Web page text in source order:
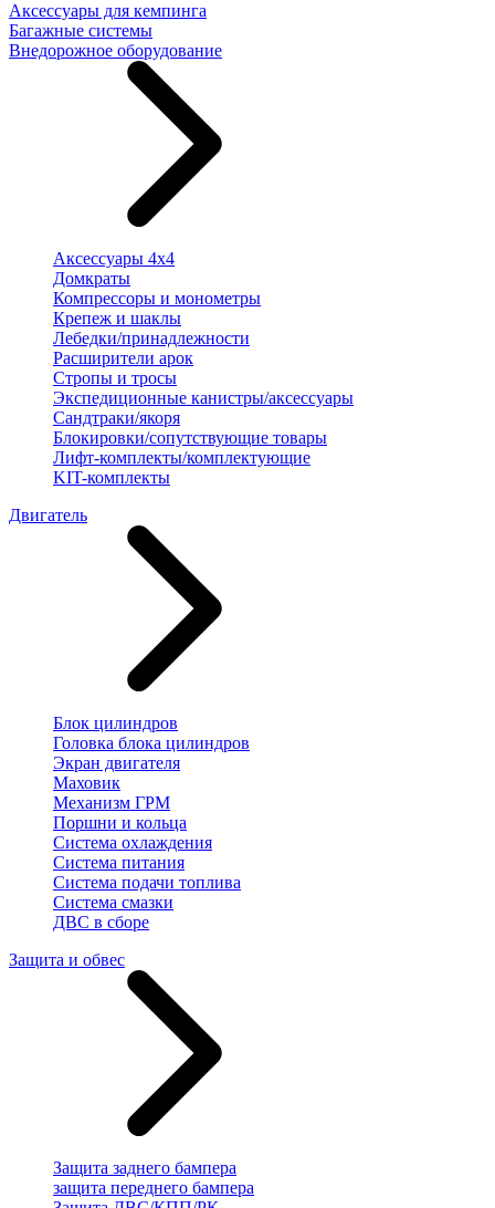
Аксессуары для кемпинга
Багажные системы
Внедорожное оборудование
Аксессуары 4х4
Домкраты
Компрессоры и монометры
Крепеж и шаклы
Лебедки/принадлежности
Расширители арок
Стропы и тросы
Экспедиционные канистры/аксессуары
Сандтраки/якоря
Блокировки/сопутствующие товары
Лифт-комплекты/комплектующие
KIT-комплекты
Двигатель
Блок цилиндров
Головка блока цилиндров
Экран двигателя
Маховик
Механизм ГРМ
Поршни и кольца
Система охлаждения
Система питания
Система подачи топлива
Система смазки
ДВС в сборе
Защита и обвес
Защита заднего бампера
защита переднего бампера